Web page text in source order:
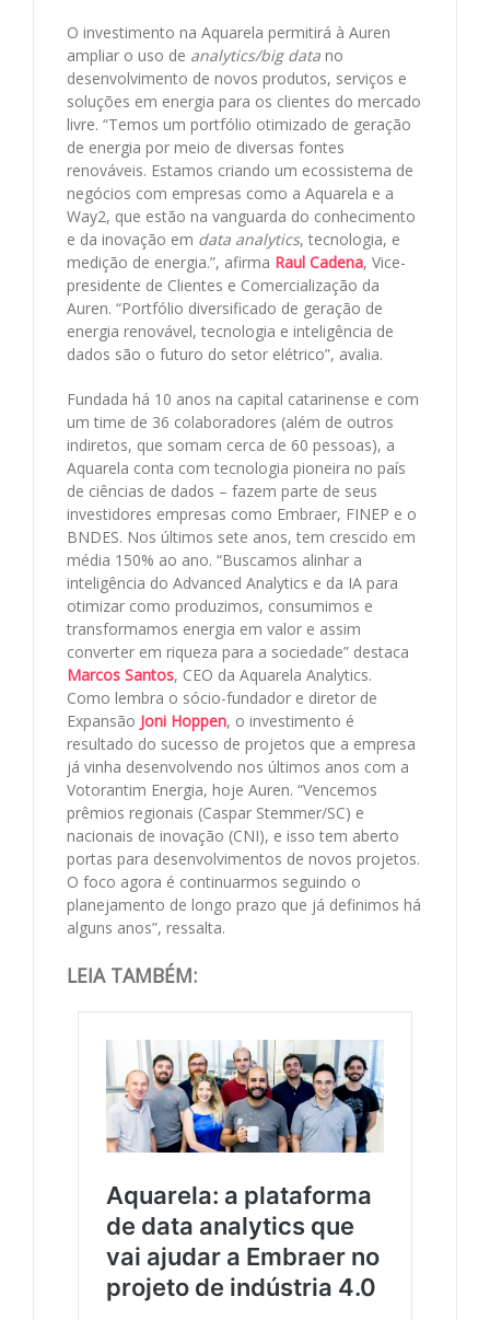
O investimento na Aquarela permitirá à Auren
ampliar o uso de analytics/big data no
desenvolvimento de novos produtos, serviços e
soluções em energia para os clientes do mercado
livre. “Temos um portfólio otimizado de geração
de energia por meio de diversas fontes
renováveis. Estamos criando um ecossistema de
negócios com empresas como a Aquarela e a
Way2, que estão na vanguarda do conhecimento
e da inovação em data analytics, tecnologia, e
medição de energia.”, afirma Raul Cadena, Vice-
presidente de Clientes e Comercialização da
Auren. “Portfólio diversificado de geração de
energia renovável, tecnologia e inteligência de
dados são o futuro do setor elétrico”, avalia.
Fundada há 10 anos na capital catarinense e com
um time de 36 colaboradores (além de outros
indiretos, que somam cerca de 60 pessoas), a
Aquarela conta com tecnologia pioneira no país
de ciências de dados – fazem parte de seus
investidores empresas como Embraer, FINEP e o
BNDES. Nos últimos sete anos, tem crescido em
média 150% ao ano. “Buscamos alinhar a
inteligência do Advanced Analytics e da IA para
otimizar como produzimos, consumimos e
transformamos energia em valor e assim
converter em riqueza para a sociedade” destaca
Marcos Santos, CEO da Aquarela Analytics.
Como lembra o sócio-fundador e diretor de
Expansão Joni Hoppen, o investimento é
resultado do sucesso de projetos que a empresa
já vinha desenvolvendo nos últimos anos com a
Votorantim Energia, hoje Auren. “Vencemos
prêmios regionais (Caspar Stemmer/SC) e
nacionais de inovação (CNI), e isso tem aberto
portas para desenvolvimentos de novos projetos.
O foco agora é continuarmos seguindo o
planejamento de longo prazo que já definimos há
alguns anos”, ressalta.
LEIA TAMBÉM: